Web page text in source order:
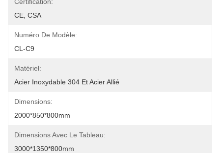
CE, CSA
Numéro De Modèle:
CL-C9
Matériel:
Acier Inoxydable 304 Et Acier Allié
Dimensions:
2000*850*800mm
Dimensions Avec Le Tableau:
3000*1350*800mm